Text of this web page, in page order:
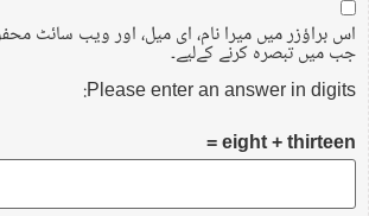
اس براؤزر میں میرا نام، ای میل، اور ویب سائٹ
جب میں تبصرہ کرنے کےلیے۔
Please enter an answer in digits:
eight + thirteen =